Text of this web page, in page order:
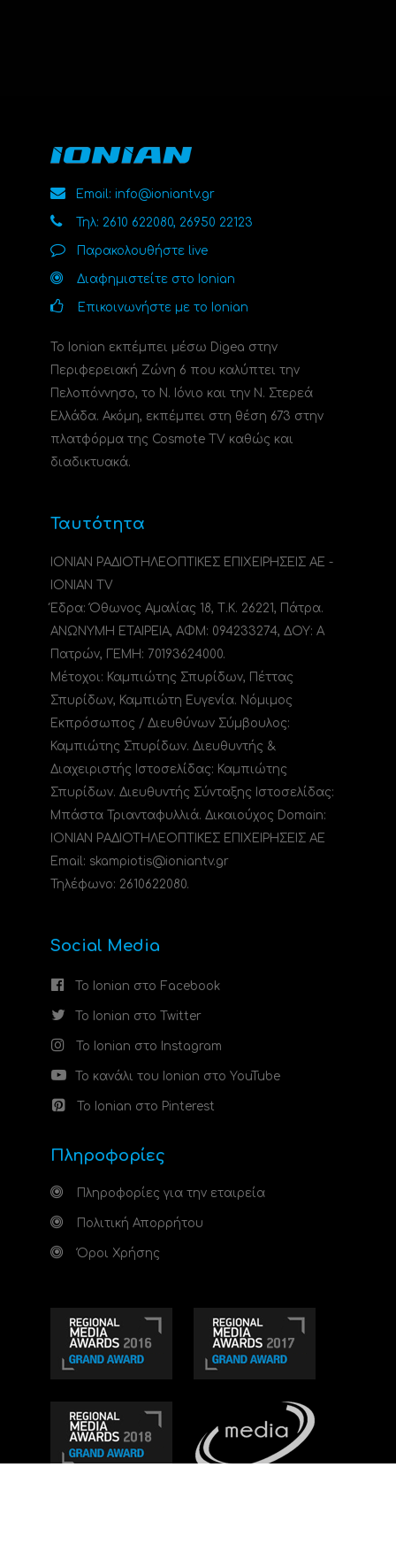
Email: info@ioniantv.gr
Τηλ: 2610 622080, 26950 22123
Παρακολουθήστε live
Διαφημιστείτε στο Ionian
Επικοινωνήστε με το Ionian
Το Ionian εκπέμπει μέσω Digea στην
Περιφερειακή Ζώνη 6 που καλύπτει την
Πελοπόννησο, το N. Ιόνιο και την Ν. Στερεά
Ελλάδα. Ακόμη, εκπέμπει στη θέση 673 στην
πλατφόρμα της Cosmote TV καθώς και
διαδικτυακά.
Ταυτότητα
ΙΟΝΙΑΝ ΡΑΔΙΟΤΗΛΕΟΠΤΙΚΕΣ ΕΠΙΧΕΙΡΗΣΕΙΣ ΑΕ -
IONIAN TV
Έδρα: Όθωνος Αμαλίας 18, Τ.Κ. 26221, Πάτρα.
ΑΝΩΝΥΜΗ ΕΤΑΙΡΕΙΑ, ΑΦΜ: 094233274, ΔΟΥ: A
Πατρών, ΓΕΜΗ: 70193624000.
Μέτοχοι: Καμπιώτης Σπυρίδων, Πέττας
Σπυρίδων, Καμπιώτη Ευγενία. Νόμιμος
Εκπρόσωπος / Διευθύνων Σύμβουλος:
Καμπιώτης Σπυρίδων. Διευθυντής &
Διαχειριστής Ιστοσελίδας: Καμπιώτης
Σπυρίδων. Διευθυντής Σύνταξης Ιστοσελίδας:
Μπάστα Τριανταφυλλιά. Δικαιούχος Domain:
ΙΟΝΙΑΝ ΡΑΔΙΟΤΗΛΕΟΠΤΙΚΕΣ ΕΠΙΧΕΙΡΗΣΕΙΣ ΑΕ
Email: skampiotis@ioniantv.gr
Τηλέφωνο: 2610622080.
Social Media
Το Ionian στο Facebook
Το Ionian στο Twitter
Το Ionian στο Instagram
Το κανάλι του Ionian στο YouTube
Το Ionian στο Pinterest
Πληροφορίες
Πληροφορίες για την εταιρεία
Πολιτική Απορρήτου
Όροι Χρήσης